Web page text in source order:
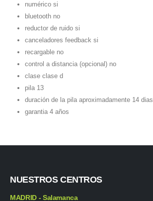
numérico si
bluetooth no
reductor de ruido si
canceladores feedback si
recargable no
control a distancia (opcional) no
clase clase d
pila 13
duración de la pila aproximadamente 14 dias
garantia 4 años
NUESTROS CENTROS
MADRID - Salamanca